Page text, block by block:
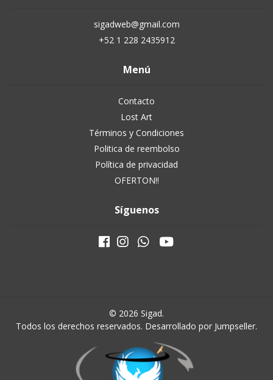
sigadweb@gmail.com
+52 1 228 2435912
Menú
Contacto
Lost Art
Términos y Condiciones
Politica de reembolso
Política de privacidad
OFERTON!!
Síguenos
© 2026 Sigad.
Todos los derechos reservados. Desarrollado por Jumpseller.